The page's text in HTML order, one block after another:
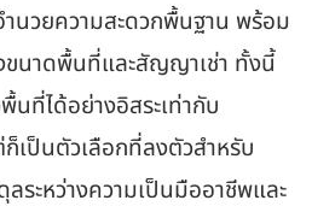
นวยความสะดวกพื้นฐาน พร้อม
ขนาดพื้นที่และสัญญาเช่า ทั้งนี้
นที่ได้อย่างอิสระเท่ากับ
ป็นตัวเลือกที่ลงตัวสำหรับ
ระหว่างความเป็นมืออาชีพและ